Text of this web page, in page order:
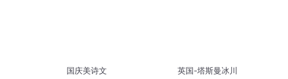
国庆美诗文 英国-塔斯曼冰川